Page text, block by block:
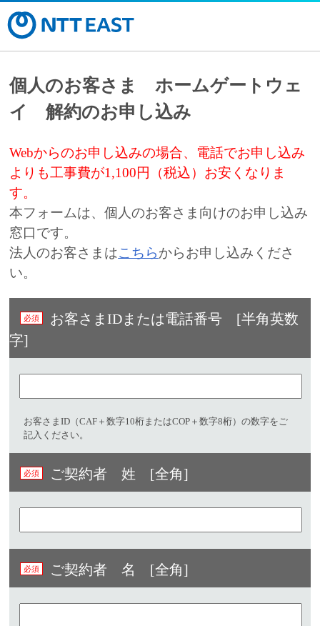
個人のお客さま ホームゲートウェ
イ 解約のお申し込み
Webからのお申し込みの場合、電話でお申し込み
よりも工事費が1,100円（税込）お安くなりま
す。
本フォームは、個人のお客さま向けのお申し込み
窓口です。
法人のお客さまはこちらからお申し込みくださ
い。
お客さまIDまたは電話番号 [半角英数
字]​
お客さまID（CAF＋数字10桁またはCOP＋数字8桁）の数字をご
記入ください。
ご契約者 姓 [全角]
ご契約者 名 [全角]